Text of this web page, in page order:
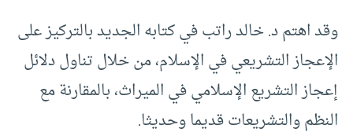
وقد اهتم د. خالد راتب في كتابه الجديد بالتركيز على
الإعجاز التشريعي في الإسلام، من خلال تناول دلائل
إعجاز التشريع الإسلامي في الميراث، بالمقارنة مع
النظم والتشريعات قديما وحديثا.